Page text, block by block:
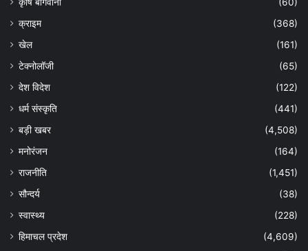
क्राइम
(368)
खेल
(161)
टेक्नोलॉजी
(65)
देश विदेश
(122)
धर्म संस्कृति
(441)
बड़ी खबर
(4,508)
मनोरंजन
(164)
राजनीति
(1,451)
सौन्दर्य
(38)
स्वास्थ्य
(228)
हिमाचल प्रदेश
(4,609)